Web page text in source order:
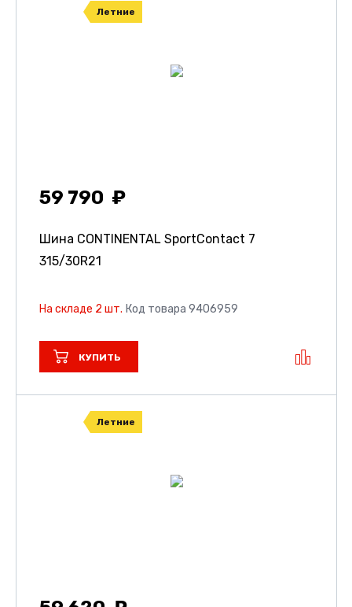
Летние
59 790
Шина CONTINENTAL SportContact 7
315/30R21
На складе 2 шт. Код товара 9406959
КУПИТЬ
Летние